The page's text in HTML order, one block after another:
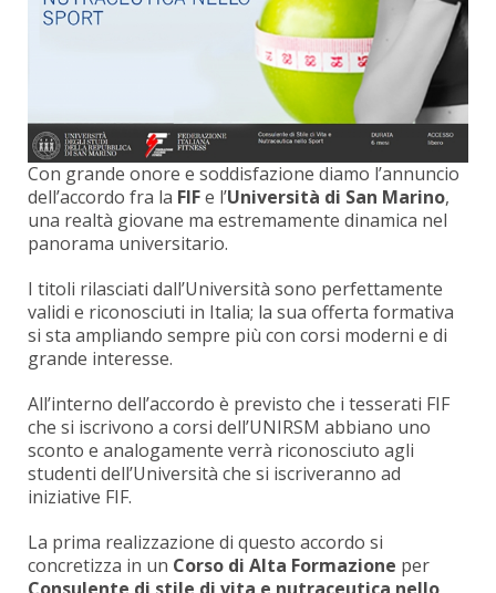
Con grande onore e soddisfazione diamo l’annuncio
dell’accordo fra la FIFe l’Università di San Marino,
una realtà giovane ma estremamente dinamica nel
panorama universitario.
I titoli rilasciati dall’Università sono perfettamente
validi e riconosciuti in Italia; la sua offerta formativa
si sta ampliando sempre più con corsi moderni e di
grande interesse.
All’interno dell’accordo è previsto che i tesserati FIF
che si iscrivono a corsi dell’UNIRSM abbiano uno
sconto e analogamente verrà riconosciuto agli
studenti dell’Università che si iscriveranno ad
iniziative FIF.
La prima realizzazione di questo accordo si
concretizza in un Corso di Alta Formazione per